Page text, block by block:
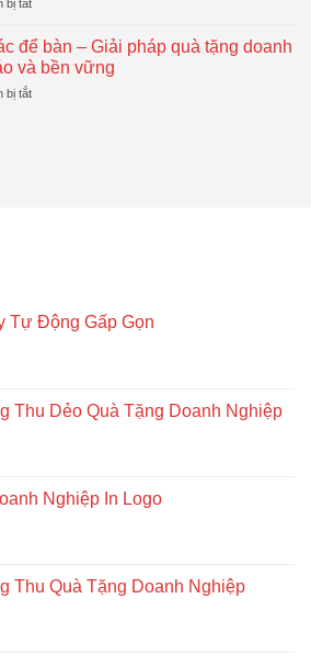
Quà
Doanh
Nghiệp
Quả
Động
Gọn
Đang
Xu
bị tắt
Mẫu
Bánh
Trung
Thu
để bàn – Giải pháp quà tặng doanh
và bền vững
bị tắtở
doanh
nghiệp
bền
Tự Động Gấp Gọn
Thu Dẻo Quà Tặng Doanh Nghiệp
Nghiệp In Logo
Thu Quà Tặng Doanh Nghiệp